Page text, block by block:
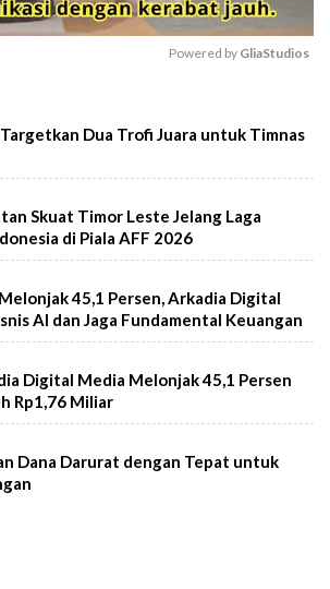
Powered by GliaStudios
Dua Trofi Juara untuk Timnas
Skuat Timor Leste Jelang Laga
di Piala AFF 2026
45,1 Persen, Arkadia Digital
AI dan Jaga Fundamental Keuangan
Digital Media Melonjak 45,1 Persen
Rp1,76 Miliar
Dana Darurat dengan Tepat untuk